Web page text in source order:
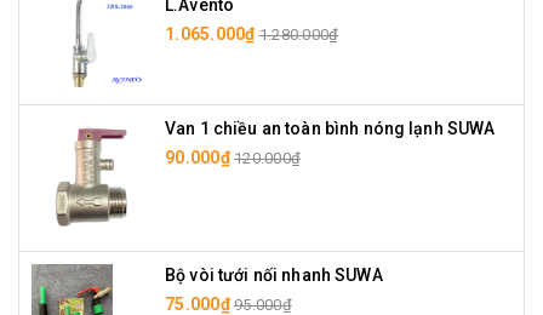
L.Avento
1.065.000₫ 1.280.000₫
Van 1 chiều an toàn bình nóng lạnh SUWA
90.000₫ 120.000₫
Bộ vòi tưới nối nhanh SUWA
75.000₫ 95.000₫